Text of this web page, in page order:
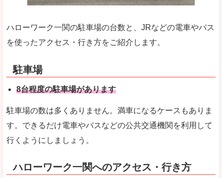
ハローワーク一関の駐車場の台数と、JRなどの電車やバス
を使ったアクセス・行き方をご紹介します。
駐車場
8台程度の駐車場があります
駐車場の数は多くありません。満車になるケースもありま
す。できるだけ電車やバスなどの公共交通機関を利用して
行くようにしましょう。
ハローワーク一関へのアクセス・行き方